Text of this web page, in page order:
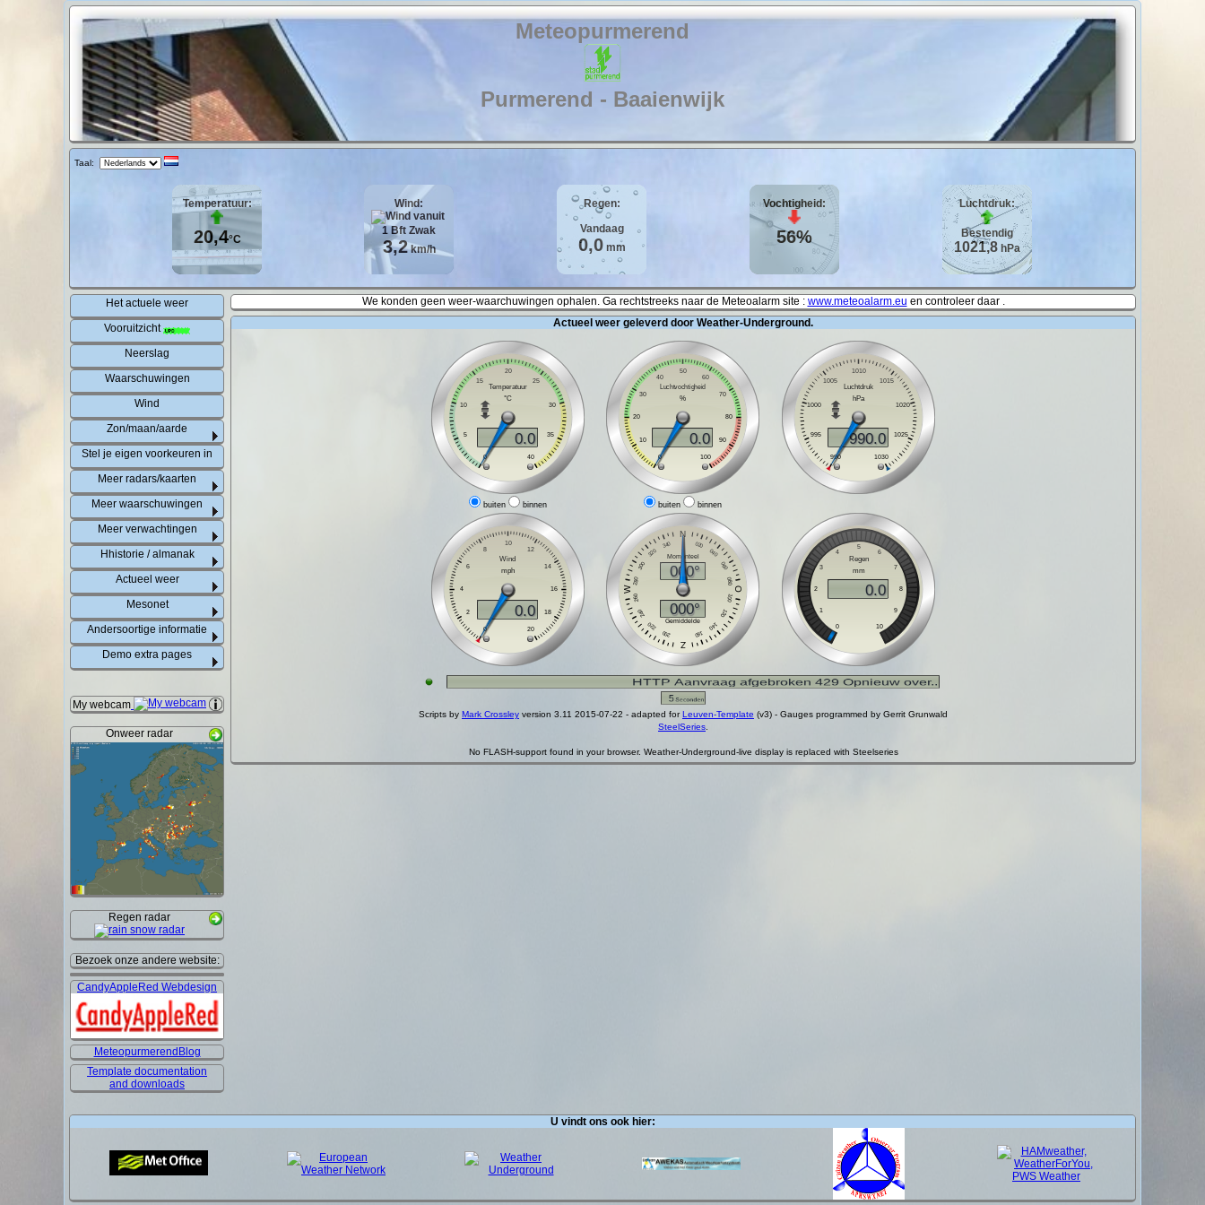
Meteopurmerend
Purmerend - Baaienwijk
Taal:
Temperatuur:
20,4°C
Wind:
1 Bft Zwak
3,2km/h
Regen:
Vandaag
0,0mm
Vochtigheid:
56%
Luchtdruk:
Bestendig
1021,8 hPa
Het actuele weer
Vooruitzicht
Neerslag
Waarschuwingen
Wind
Zon/maan/aarde
Stel je eigen voorkeuren in
Meer radars/kaarten
Meer waarschuwingen
Meer verwachtingen
Hhistorie / almanak
Actueel weer
Mesonet
Andersoortige informatie
Demo extra pages
My webcam
Onweer radar
Regen radar
Bezoek onze andere website:
CandyAppleRed Webdesign
MeteopurmerendBlog
Template documentation
and downloads
We konden geen weer-waarchuwingen ophalen. Ga rechtstreeks naar de Meteoalarm site : www.meteoalarm.eu en controleer daar .
Actueel weer geleverd door Weather-Underground.
buiten binnen buiten binnen
Scripts by Mark Crossley version 3.11 2015-07-22 - adapted forLeuven-Template (v3) - Gauges programmed by Gerrit Grunwald
SteelSeries
No FLASH-support found in your browser. Weather-Underground-live display is replaced with Steelseries
U vindt ons ook hier: